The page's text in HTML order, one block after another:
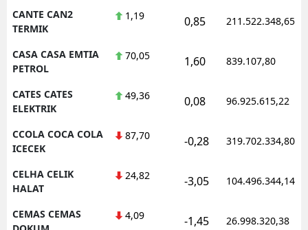
CANTE CAN2
TERMIK
1,19 0,85 211.522.348,65
CASA CASA EMTIA
PETROL
70,05 1,60 839.107,80
CATES CATES
ELEKTRIK
49,36 0,08 96.925.615,22
CCOLA COCA COLA
ICECEK
87,70 -0,28 319.702.334,80
CELHA CELIK
HALAT
24,82 -3,05 104.496.344,14
CEMAS CEMAS
4,09 -1,45 26.998.320,38